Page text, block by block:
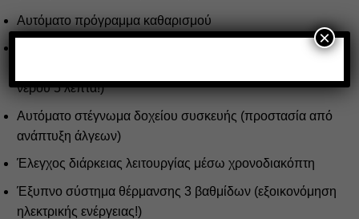
Αυτόματο πρόγραμμα καθαρισμού
Σύστημα γρήγορης θέρμανσης κατά την εκκίνηση της
νερού 5 λεπτά!)
Αυτόματο στέγνωμα δοχείου συσκευής (προστασία από
ανάπτυξη άλγεων)
Έλεγχος διάρκειας λειτουργίας μέσω χρονοδιακόπτη
Έξυπνο σύστημα θέρμανσης 3 βαθμίδων (εξοικονόμηση
ηλεκτρικής ενέργειας!)
×